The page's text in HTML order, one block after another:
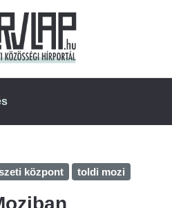
központ toldi mozi